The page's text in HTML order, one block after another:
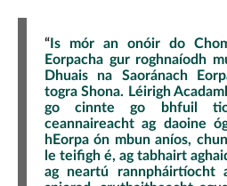
“ Is mór an onóir do
Eorpacha gur roghnaíodh
Dhuais na Saoránach
togra Shona. Léirigh
go cinnte go bhfuil
ceannaireacht ag daoine
hEorpa ón mbun aníos,
le teifigh é, ag tabhairt
ag neartú rannpháirtíocht